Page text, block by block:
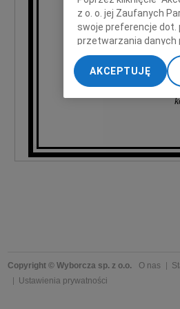
Copyright © Wyborcza sp. z o.o. O nas
Ustawienia prywatności
z o. o. jej Zaufanych
swoje preferencje dot.
przetwarzania danych
„Ustawienia
My, nasi Zaufani
dokładnych danych
Przechowywanie
treści, badnie
AKCEPTUJĘ